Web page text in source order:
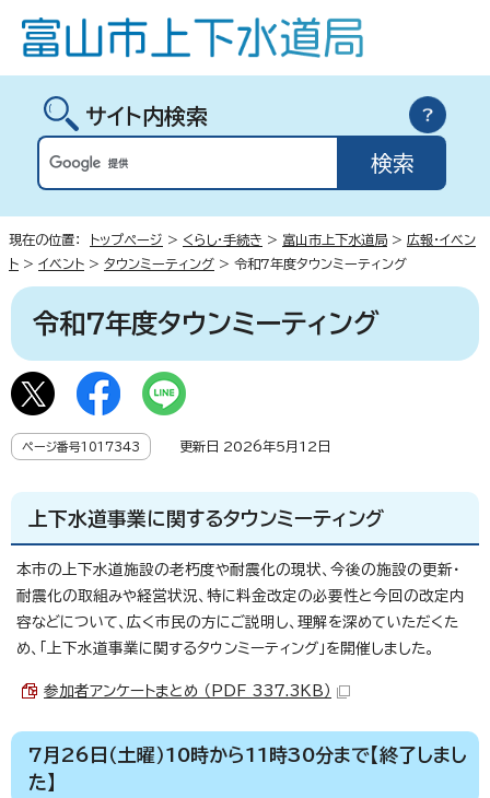
サイト内検索
現在の位置： トップページ > くらし・手続き > 富山市上下水道局 > 広報・イベン
ト > イベント > タウンミーティング > 令和7年度タウンミーティング
令和7年度タウンミーティング
ページ番号1017343 更新日 2026年5月12日
上下水道事業に関するタウンミーティング
本市の上下水道施設の老朽度や耐震化の現状、今後の施設の更新・
耐震化の取組みや経営状況、特に料金改定の必要性と今回の改定内
容などについて、広く市民の方にご説明し、理解を深めていただくた
め、「上下水道事業に関するタウンミーティング」を開催しました。
参加者アンケートまとめ （PDF 337.3KB）
7月26日（土曜）10時から11時30分まで【終了しまし
た】